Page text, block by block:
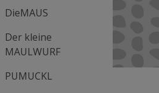
DieMAUS
Der kleine
MAULWURF
PUMUCKL